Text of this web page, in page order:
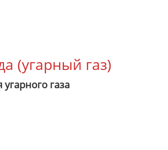
(угарный газ)
газа